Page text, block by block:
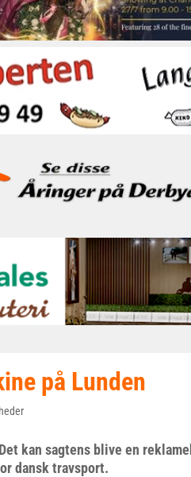
på Lunden
kan sagtens blive en
dansk travsport.